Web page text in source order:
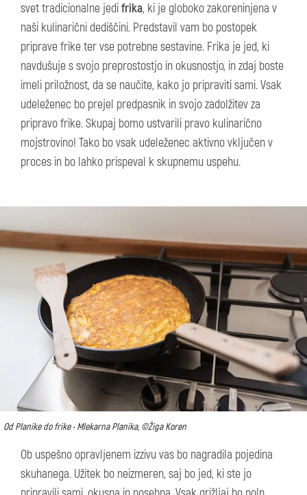
svet tradicionalne jedifrika, ki je globoko zakoreninjena v
naši kulinarični dediščini. Predstavil vam bo postopek
priprave frike ter vse potrebne sestavine. Frika je jed, ki
navdušuje s svojo preprostostjo in okusnostjo, in zdaj boste
imeli priložnost, da se naučite, kako jo pripraviti sami. Vsak
udeleženec bo prejel predpasnik in svojo zadolžitev za
pripravo frike. Skupaj bomo ustvarili pravo kulinarično
mojstrovino! Tako bo vsak udeleženec aktivno vključen v
proces in bo lahko prispeval k skupnemu uspehu.
Od Planike do frike • Mlekarna Planika, ©Žiga Koren
Ob uspešno opravljenem izzivu vas bo nagradila pojedina
skuhanega. Užitek bo neizmeren, saj bo jed, ki ste jo